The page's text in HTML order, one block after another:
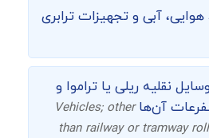
آبی و تجهیزات ترابری
نقلیه ریلی یا تراموا و
آن‌هاVehicles; other
than railway or tramway